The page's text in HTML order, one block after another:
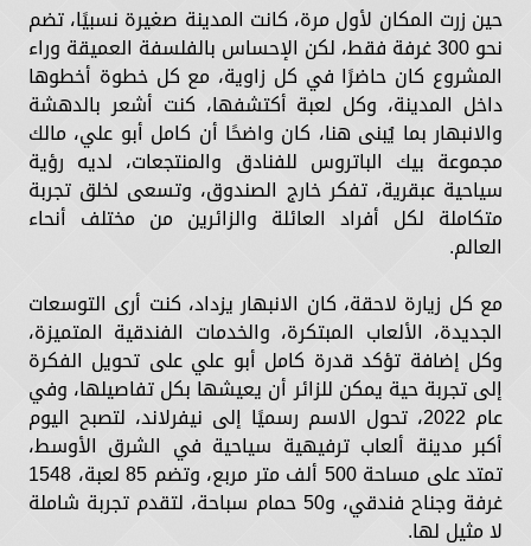
حين زرت المكان لأول مرة، كانت المدينة صغيرة نسبيًا، تضم
نحو 300 غرفة فقط، لكن الإحساس بالفلسفة العميقة وراء
المشروع كان حاضرًا في كل زاوية، مع كل خطوة أخطوها
داخل المدينة، وكل لعبة أكتشفها، كنت أشعر بالدهشة
والانبهار بما يُبنى هنا، كان واضحًا أن كامل أبو علي، مالك
مجموعة بيك الباتروس للفنادق والمنتجعات، لديه رؤية
سياحية عبقرية، تفكر خارج الصندوق، وتسعى لخلق تجربة
متكاملة لكل أفراد العائلة والزائرين من مختلف أنحاء
العالم.
مع كل زيارة لاحقة، كان الانبهار يزداد، كنت أرى التوسعات
الجديدة، الألعاب المبتكرة، والخدمات الفندقية المتميزة،
وكل إضافة تؤكد قدرة كامل أبو علي على تحويل الفكرة
إلى تجربة حية يمكن للزائر أن يعيشها بكل تفاصيلها، وفي
عام 2022، تحول الاسم رسميًا إلى نيفرلاند، لتصبح اليوم
أكبر مدينة ألعاب ترفيهية سياحية في الشرق الأوسط،
تمتد على مساحة 500 ألف متر مربع، وتضم 85 لعبة، 1548
غرفة وجناح فندقي، و50 حمام سباحة، لتقدم تجربة شاملة
لا مثيل لها.